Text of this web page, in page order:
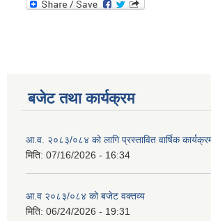
बजेट तथा कार्यक्रम
आ.व. २०८३/०८४ को लागि प्रस्तावित वार्षिक
मिति: 07/16/2026 - 16:34
आ.व २०८३/०८४ को बजेट वक्तव्य
मिति: 06/24/2026 - 19:31